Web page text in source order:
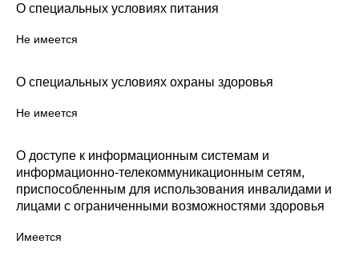
О специальных условиях питания
Не имеется
О специальных условиях охраны здоровья
Не имеется
О доступе к информационным системам и
информационно-телекоммуникационным сетям,
приспособленным для использования инвалидами и
лицами с ограниченными возможностями здоровья
Имеется